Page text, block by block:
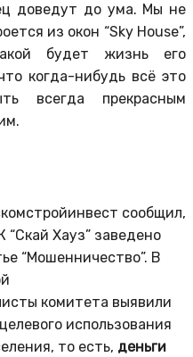
доведут до ума. Мы не
из окон “Sky House”,
будет жизнь его
когда-нибудь всё это
всегда прекрасным
сообщил,
Хауз” заведено
“Мошенничество”. В
комитета выявили
использования
то есть, деньги